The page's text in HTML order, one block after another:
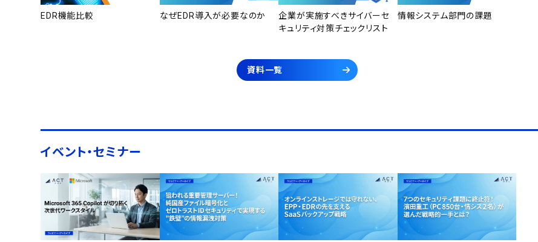
EDR機能比較 なぜEDR導入が必要なのか
企業が実施すべきサイバーセ
キュリティ対策チェックリスト
情報システム部門の課題
資料一覧
イベント・セミナー